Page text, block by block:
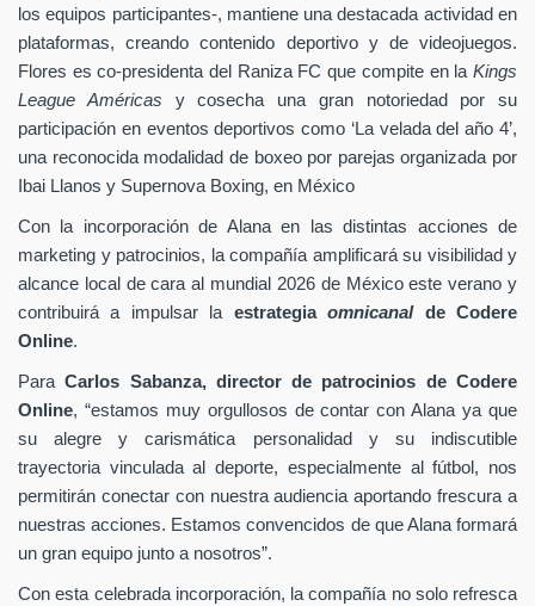
los equipos participantes-, mantiene una destacada actividad en
plataformas, creando contenido deportivo y de videojuegos.
Flores es co-presidenta del Raniza FC que compite en la Kings
League Américas y cosecha una gran notoriedad por su
participación en eventos deportivos como ‘La velada del año 4’,
una reconocida modalidad de boxeo por parejas organizada por
Ibai Llanos y Supernova Boxing, en México
Con la incorporación de Alana en las distintas acciones de
marketing y patrocinios, la compañía amplificará su visibilidad y
alcance local de cara al mundial 2026 de México este verano y
contribuirá a impulsar la estrategiaomnicanal de Codere
Online.
ParaCarlos Sabanza, director de patrocinios de Codere
Online, “estamos muy orgullosos de contar con Alana ya que
su alegre y carismática personalidad y su indiscutible
trayectoria vinculada al deporte, especialmente al fútbol, nos
permitirán conectar con nuestra audiencia aportando frescura a
nuestras acciones. Estamos convencidos de que Alana formará
un gran equipo junto a nosotros”.
Con esta celebrada incorporación, la compañía no solo refresca